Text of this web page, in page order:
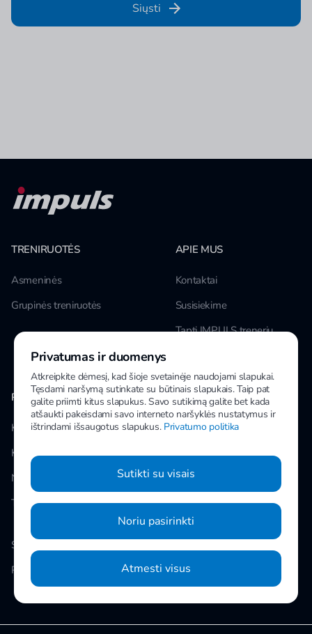
Siųsti
TRENIRUOTĖS
Asmeninės
Grupinės treniruotės
APIE MUS
Kontaktai
Susisiekime
Tapti IMPULS treneriu
PAPILDOMA INFORMACIJA
Klubai
Kainos
Naujienos
Taisyklės
MANO IMPULS
Facebook
Instagram
Slapukų nustatymai
Privatumo politika
Privatumas ir duomenys
Atkreipkite dėmesį, kad šioje svetainėje naudojami slapukai.
Tęsdami naršymą sutinkate su būtinais slapukais. Taip pat
galite priimti kitus slapukus. Savo sutikimą galite bet kada
atšaukti pakeisdami savo interneto naršyklės nustatymus ir
ištrindami išsaugotus slapukus. Privatumo politika
Sutikti su visais
Noriu pasirinkti
Atmesti visus